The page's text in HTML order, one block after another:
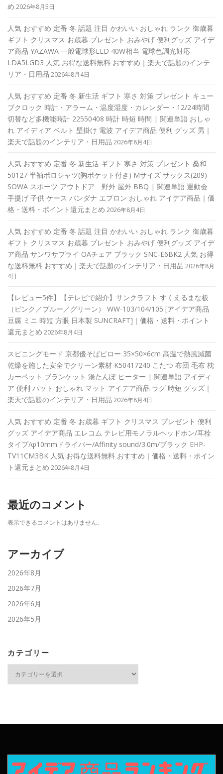
め 2026年8月5日
人気 おすすめ 定番 冬 話題 注目 かわいい おしゃれ ランク 御歳暮
ギフト クリスマス お歳暮 プレゼント おみやげ 便利グッズ アイデ
ア商品 YAZAWA 一般電球形LED 40W相当 電球色調光対応
LDA5LGD3 人気 お得な送料無料 おすすめ｜楽天で話題のインテ
リア・日用品 2026年8月4日
人気 おすすめ 定番 冬 新生活 ギフト 寒さ 対策 プレゼント キュー
ブクロック 時計・アラーム・温度湿度・カレンダー・12/24時間
切替など多機能時計 22550408 時計 時短 時間 | 関連単語 おしゃ
れ アイディア ベルト 壁掛け 電波 アイデア商品 便利 グッズ 男｜
楽天で話題のインテリア・日用品 2026年8月4日
人気 おすすめ 定番 冬 新生活 ギフト 寒さ 対策 プレゼント 桑和
50127 半袖ポロシャツ(胸ポケット付き) Mサイズ サックス(209)
SOWA スポーツ アウトドア 野外 屋外 BBQ | 関連単語 運動会
手提げ 子供 ケース バンダナ エプロン おしゃれ アイデア商品｜価
格・送料・ポイント還元まとめ 2026年8月4日
人気 おすすめ 定番 冬 話題 注目 かわいい おしゃれ ランク 御歳暮
ギフト クリスマス お歳暮 プレゼント おみやげ 便利グッズ アイデ
ア商品 サンワサプライ OAチェア ブラック SNC-E6BK2 人気 お得
な送料無料 おすすめ｜楽天で話題のインテリア・日用品 2026年8月
4日
【レビュー5件】【テレビで紹介】サンクラフト すくえるまな板
（ピンク／ブルー／グリーン） WW-103/104/105 [アイデア商品
豆腐 ミニ 時短 方眼 日本製 SUNCRAFT]｜価格・送料・ポイント
還元まとめ 2026年8月4日
スピニングモード 京都優そばピロー 35×50×6cm 高温で熱風減菌
乾燥を施した安全でクリーン素材 K50417240 こたつ 布団 毛布 枕
カーペット ブランケット 湯たんぽ ヒーター | 関連単語 アイディ
ア 便利 パット おしゃれ マット アイデア商品 ラグ 時短 グッズ｜
楽天で話題のインテリア・日用品 2026年8月4日
人気 おすすめ 定番 冬 お歳暮 ギフト クリスマス プレゼント 便利
グッズ アイデア商品 エレコム テレビ用モノラルヘッドホン/耳栓
タイプ/φ10mmドライバー/Affinity sound/3.0m/ブラック EHP-
TV11CM3BK 人気 お得な送料無料 おすすめ｜価格・送料・ポイン
ト還元まとめ 2026年8月4日
最近のコメント
表示できるコメントはありません。
アーカイブ
2026年8月
2026年7月
2026年6月
2026年5月
カテゴリー